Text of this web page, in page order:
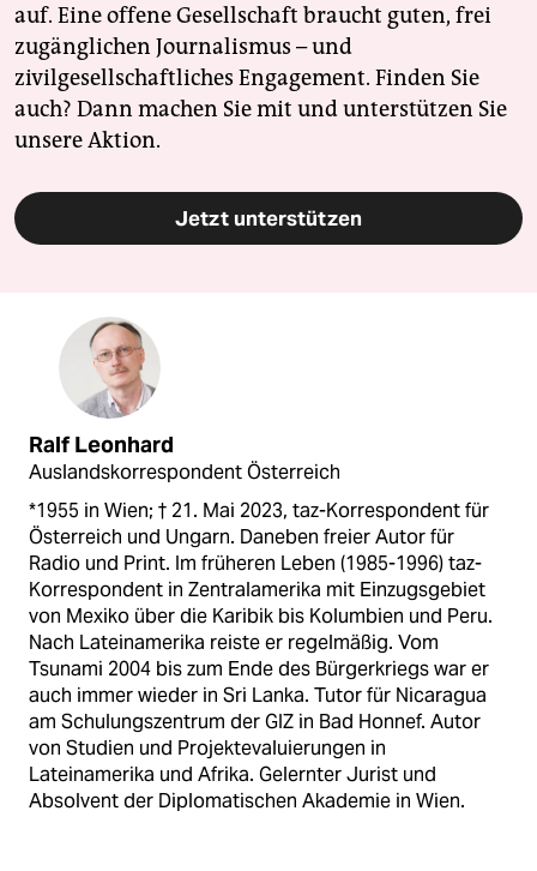
auf. Eine offene Gesellschaft braucht guten, frei
zugänglichen Journalismus – und
zivilgesellschaftliches Engagement. Finden Sie
auch? Dann machen Sie mit und unterstützen Sie
unsere Aktion.
Jetzt unterstützen
Ralf Leonhard
Auslandskorrespondent Österreich
*1955 in Wien; † 21. Mai 2023, taz-Korrespondent für
Österreich und Ungarn. Daneben freier Autor für
Radio und Print. Im früheren Leben (1985-1996) taz-
Korrespondent in Zentralamerika mit Einzugsgebiet
von Mexiko über die Karibik bis Kolumbien und Peru.
Nach Lateinamerika reiste er regelmäßig. Vom
Tsunami 2004 bis zum Ende des Bürgerkriegs war er
auch immer wieder in Sri Lanka. Tutor für Nicaragua
am Schulungszentrum der GIZ in Bad Honnef. Autor
von Studien und Projektevaluierungen in
Lateinamerika und Afrika. Gelernter Jurist und
Absolvent der Diplomatischen Akademie in Wien.